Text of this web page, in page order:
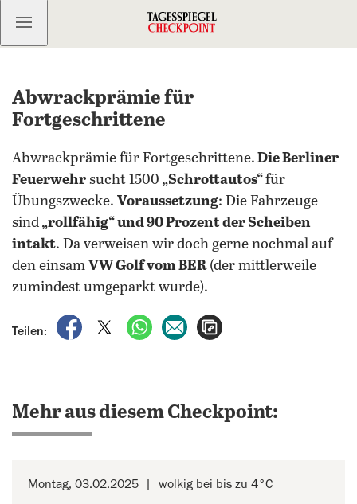
Kostenlos anmelden
Abwrackprämie für
Fortgeschrittene
Abwrackprämie für Fortgeschrittene. Die Berliner
Feuerwehr sucht 1500 „Schrottautos“für
Übungszwecke. Voraussetzung: Die Fahrzeuge
sind „rollfähig“ und 90 Prozent der Scheiben
intakt. Da verweisen wir doch gerne nochmal auf
den einsam VW Golf vom BER (der mittlerweile
zumindest umgeparkt wurde).
Teilen:
auf Facebook teilen
auf X teilenper WhatsApp teilen
per E-Mail teilen
Mehr aus diesem Checkpoint:
Montag, 03.02.2025 wolkig bei bis zu 4°C